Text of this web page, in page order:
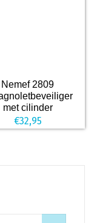
Nemef 2809
met cilinder
€32,95